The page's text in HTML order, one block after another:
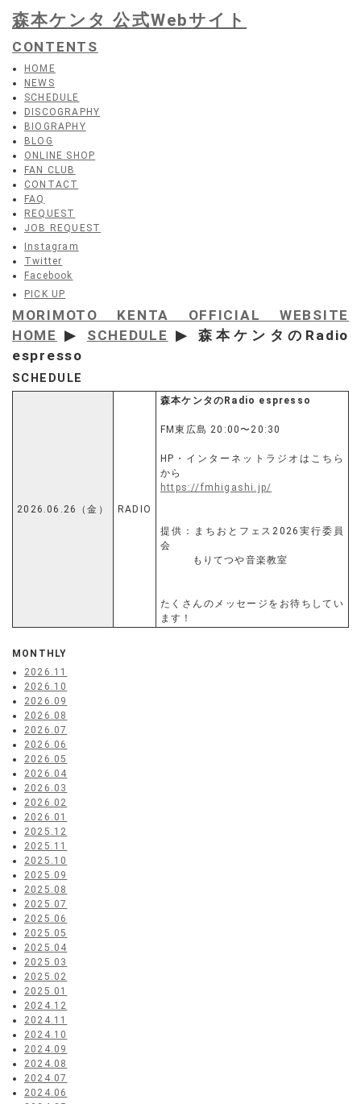
森本ケンタ 公式Webサイト
CONTENTS
HOME
NEWS
SCHEDULE
DISCOGRAPHY
BIOGRAPHY
BLOG
ONLINE SHOP
FAN CLUB
CONTACT
FAQ
REQUEST
JOB REQUEST
Instagram
Twitter
Facebook
PICK UP
MORIMOTO KENTA OFFICIAL WEBSITE
HOME ▶ SCHEDULE ▶ 森本ケンタのRadio
espresso
SCHEDULE
2026.06.26（金） RADIO
森本ケンタのRadio espresso
FM東広島 20:00〜20:30
HP・インターネットラジオはこちら
から
https://fmhigashi.jp/
提供：まちおとフェス2026実行委員
会
もりてつや音楽教室
たくさんのメッセージをお待ちしてい
ます！
MONTHLY
2026.11
2026.10
2026.09
2026.08
2026.07
2026.06
2026.05
2026.04
2026.03
2026.02
2026.01
2025.12
2025.11
2025.10
2025.09
2025.08
2025.07
2025.06
2025.05
2025.04
2025.03
2025.02
2025.01
2024.12
2024.11
2024.10
2024.09
2024.08
2024.07
2024.06